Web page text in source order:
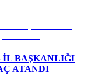
İL BAŞKANLIĞI
ATANDI